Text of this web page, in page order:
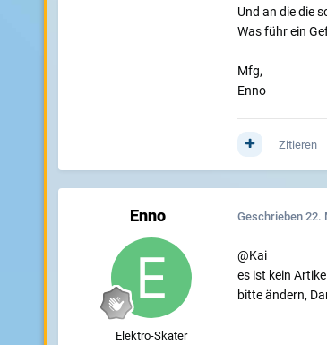
Und an die die
Was führ ein
Mfg,
Enno
Zitieren
Enno
Elektro-Skater
Geschrieben 22.
@Kai
es ist kein
bitte ändern,